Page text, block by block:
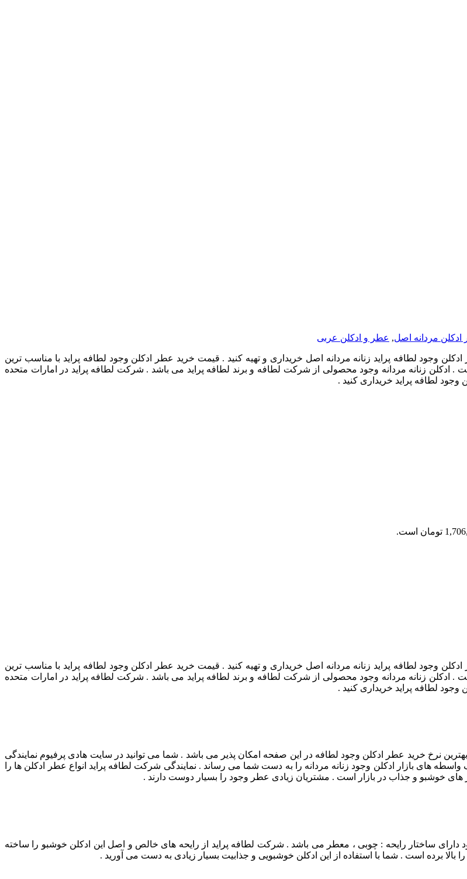
ادکلن مردانه اصل, عطر و ادکلن عربی
وجود لطافه پراید زنانه مردانه اصل خریداری و تهیه کنید . قیمت خرید عطر ادکلن وجود لطافه پراید با مناسب ترین
زنانه مردانه وجود محصولی از شرکت لطافه و برند لطافه پراید می باشد . شرکت لطافه پراید در امارات متحده
لطافه پراید خریداری کنید .
وجود لطافه پراید زنانه مردانه اصل خریداری و تهیه کنید . قیمت خرید عطر ادکلن وجود لطافه پراید با مناسب ترین
زنانه مردانه وجود محصولی از شرکت لطافه و برند لطافه پراید می باشد . شرکت لطافه پراید در امارات متحده
لطافه پراید خریداری کنید .
نرخ خرید عطر ادکلن وجود لطافه در این صفحه امکان پذیر می باشد . شما می توانید در سایت هادی پرفیوم نمایندگی
های بازار ادکلن وجود زنانه مردانه را به دست شما می رساند . نمایندگی شرکت لطافه پراید انواع عطر ادکلن ها را
خوشبو و جذاب در بازار است . مشتریان زیادی عطر وجود را بسیار دوست دارند .
دارای ساختار رایحه : چوبی ، معطر می باشد . شرکت لطافه پراید از رایحه های خالص و اصل این ادکلن خوشبو را ساخته
برده است . شما با استفاده از این ادکلن خوشبویی و جذابیت بسیار زیادی به دست می آورید .